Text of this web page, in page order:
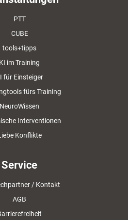
PTT
CUBE
tools+tipps
KI im Training
für Einsteiger
fürs Training
NeuroWissen
Interventionen
Konflikte
Service
/ Kontakt
AGB